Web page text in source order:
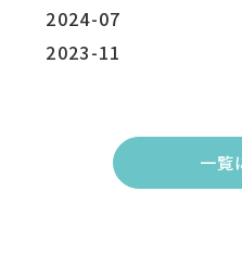
2024-07
2023-11
一覧